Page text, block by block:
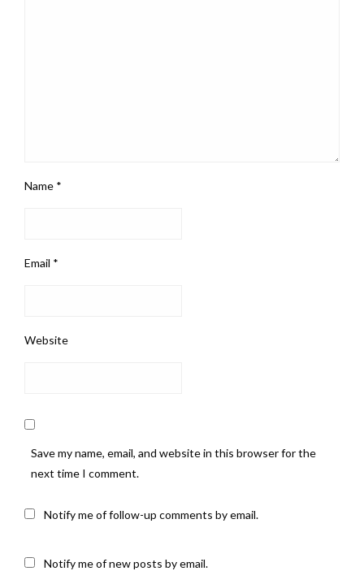
Name *
Email *
Website
Save my name, email, and website in this browser for the
next time I comment.
Notify me of follow-up comments by email.
Notify me of new posts by email.